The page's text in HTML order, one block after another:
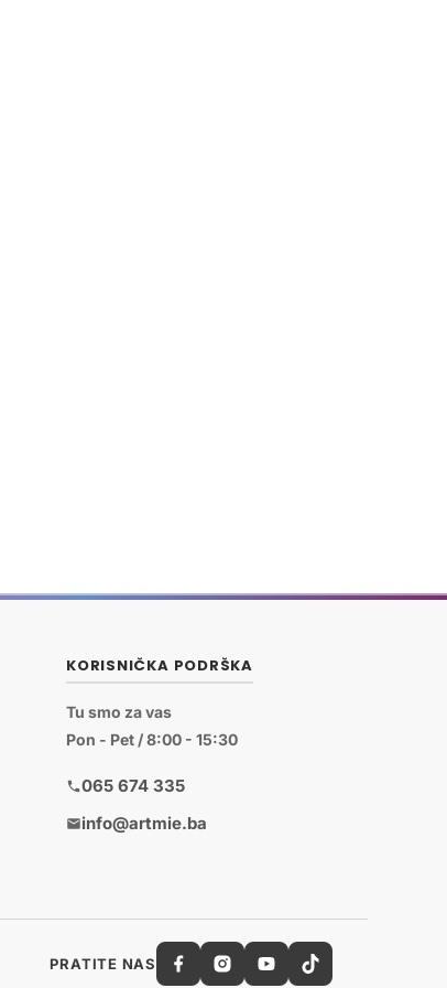
KORISNIČKA PODRŠKA
Tu smo za vas
Pon - Pet / 8:00 - 15:30
065 674 335
info@artmie.ba
PRATITE NAS